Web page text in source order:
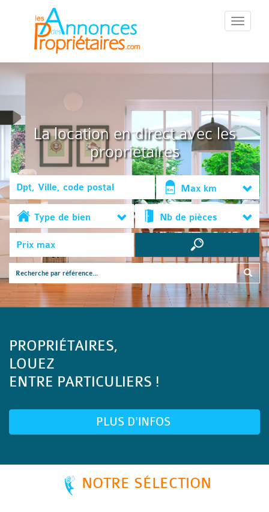
::Menu::
La location en direct avec les
propriétaires
Max km
Type de bien Nb de pièces
PROPRIÉTAIRES,
LOUEZ
ENTRE PARTICULIERS !
PLUS D'INFOS
NOTRE SÉLECTION